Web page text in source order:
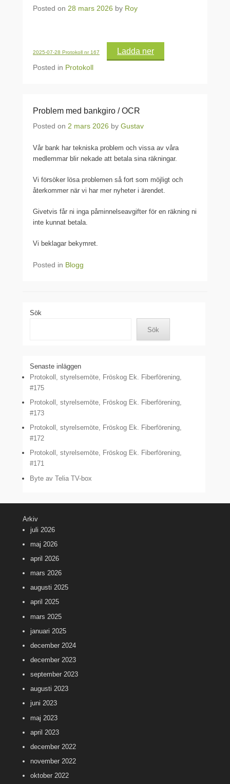
Posted on 28 mars 2026 by Roy
2025-07-28 Protokoll nr 167 Ladda ner
Posted in Protokoll
Problem med bankgiro / OCR
Posted on 2 mars 2026 by Gustav
Vår bank har tekniska problem och vissa av våra
medlemmar blir nekade att betala sina räkningar.
Vi försöker lösa problemen så fort som möjligt och
återkommer när vi har mer nyheter i ärendet.
Givetvis får ni inga påminnelseavgifter för en räkning ni
inte kunnat betala.
Vi beklagar bekymret.
Posted in Blogg
Sök
Sök
Senaste inläggen
Protokoll, styrelsemöte, Fröskog Ek. Fiberförening,
#175
Protokoll, styrelsemöte, Fröskog Ek. Fiberförening,
#173
Protokoll, styrelsemöte, Fröskog Ek. Fiberförening,
#172
Protokoll, styrelsemöte, Fröskog Ek. Fiberförening,
#171
Byte av Telia TV-box
Arkiv
juli 2026
maj 2026
april 2026
mars 2026
augusti 2025
april 2025
mars 2025
januari 2025
december 2024
december 2023
september 2023
augusti 2023
juni 2023
maj 2023
april 2023
december 2022
november 2022
oktober 2022